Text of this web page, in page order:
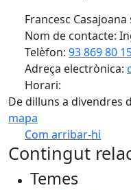
Francesc
Nom de contacte:
Telèfon: 93 869 80
Adreça electrònica:
Horari:
De dilluns a divendres
mapa
Com arribar-hi
+
Contingut
Temes